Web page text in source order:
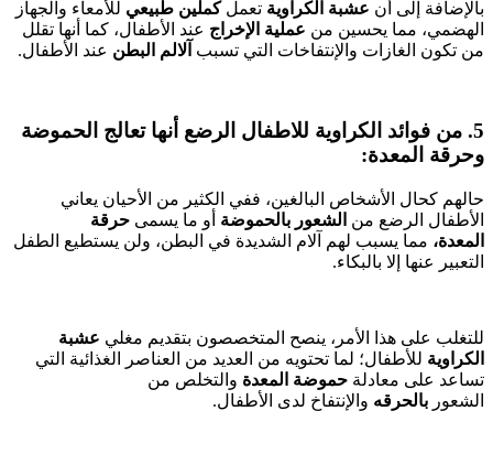
بالإضافة إلى أن عشبة الكراوية تعملكملين طبيعي للأمعاء والجهاز
الهضمي، مما يحسين من عملية الإخراج عند الأطفال، كما أنها تقلل
من تكون الغازات والإنتفاخات التي تسبب آلالم البطن عند الأطفال.
5. من فوائد الكراوية للاطفال الرضع أنها تعالج الحموضة
وحرقة المعدة:
حالهم كحال الأشخاص البالغين، ففي الكثير من الأحيان يعاني
الأطفال الرضع من الشعور بالحموضة أو ما يسمى حرقة
المعدة، مما يسبب لهم آلام الشديدة في البطن، ولن يستطيع الطفل
التعبير عنها إلا بالبكاء.
للتغلب على هذا الأمر، ينصح المتخصصون بتقديم مغلي عشبة
الكراوية للأطفال؛ لما تحتويه من العديد من العناصر الغذائية التي
تساعد على معادلة حموضة المعدة والتخلص من
الشعور بالحرقه والإنتفاخ لدى الأطفال.